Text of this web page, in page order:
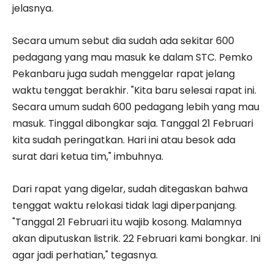
jelasnya.
Secara umum sebut dia sudah ada sekitar 600
pedagang yang mau masuk ke dalam STC. Pemko
Pekanbaru juga sudah menggelar rapat jelang
waktu tenggat berakhir. "Kita baru selesai rapat ini.
Secara umum sudah 600 pedagang lebih yang mau
masuk. Tinggal dibongkar saja. Tanggal 21 Februari
kita sudah peringatkan. Hari ini atau besok ada
surat dari ketua tim," imbuhnya.
Dari rapat yang digelar, sudah ditegaskan bahwa
tenggat waktu relokasi tidak lagi diperpanjang.
"Tanggal 21 Februari itu wajib kosong. Malamnya
akan diputuskan listrik. 22 Februari kami bongkar. Ini
agar jadi perhatian," tegasnya.